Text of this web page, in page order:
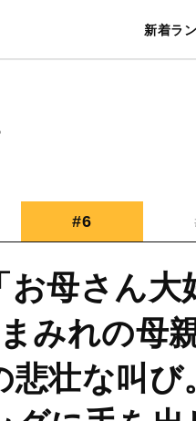
新着ラ
暮らし
#6
お母さん
みれの母
悲壮な叫び